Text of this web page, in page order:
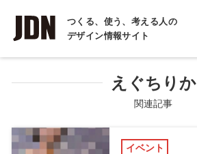
つくる、使う、考える人の
デザイン情報サイト
INTERVIEW
インタビュー
COLUMN
コラム
えぐちりか
関連記事
イベント